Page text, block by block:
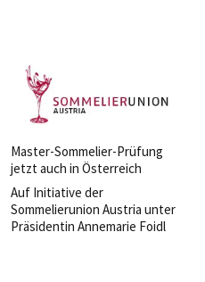
Master-Sommelier-Prüfung
jetzt auch in Österreich
Auf Initiative der
Sommelierunion Austria unter
Präsidentin Annemarie Foidl